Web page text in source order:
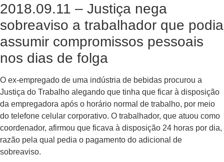
2018.09.11 – Justiça nega
sobreaviso a trabalhador que podia
assumir compromissos pessoais
nos dias de folga
O ex-empregado de uma indústria de bebidas procurou a
Justiça do Trabalho alegando que tinha que ficar à disposição
da empregadora após o horário normal de trabalho, por meio
do telefone celular corporativo. O trabalhador, que atuou como
coordenador, afirmou que ficava à disposição 24 horas por dia,
razão pela qual pedia o pagamento do adicional de
sobreaviso.